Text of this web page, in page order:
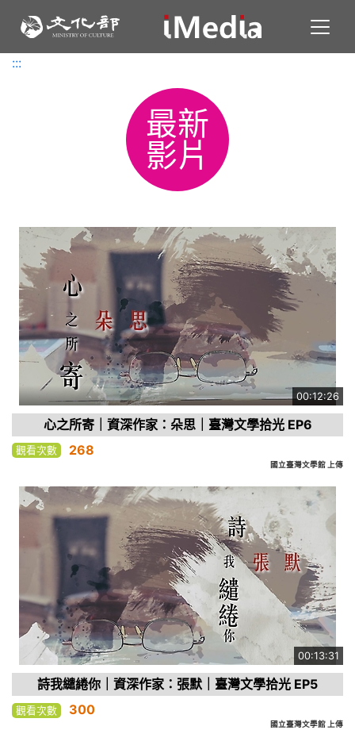
:::
:::
最新
影片
00:12:26
心之所寄｜資深作家：朵思｜臺灣文學拾光 EP6
觀看次數 268
國立臺灣文學館 上傳
00:13:31
詩我繾綣你｜資深作家：張默｜臺灣文學拾光 EP5
觀看次數 300
國立臺灣文學館 上傳